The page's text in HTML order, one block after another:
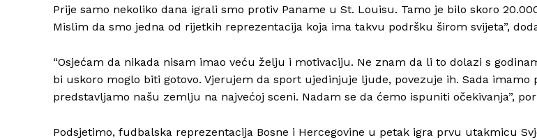
Info
Kontakt
Impressum
Prije samo nekoliko dana igrali smo protiv Paname u St. Louisu. Tamo je bilo skoro
Mislim da smo jedna od rijetkih reprezentacija koja ima takvu podršku širom svijeta”,
“Osjećam da nikada nisam imao veću želju i motivaciju. Ne znam da li to dolazi s
bi uskoro moglo biti gotovo. Vjerujem da sport ujedinjuje ljude, povezuje ih. Sada imamo
predstavljamo našu zemlju na najvećoj sceni. Nadam se da ćemo ispuniti očekivanja”,
Podsjetimo, fudbalska reprezentacija Bosne i Hercegovine u petak igra prvu utakmicu